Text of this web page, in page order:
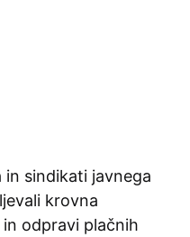
in sindikati javnega
krovna
odpravi plačnih